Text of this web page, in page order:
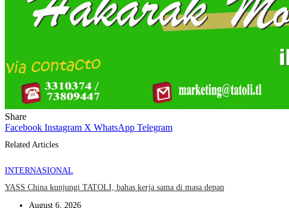
Share
Facebook Instagram X WhatsApp Telegram
Related Articles
INTERNASIONAL
YASS China kunjungi TATOLI, bahas kerja sama di masa depan
August 6, 2026